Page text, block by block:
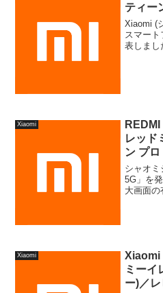
ティー
Xiaomi (
スマート
表しまし
Xiaomi
レッド
ン プ
シャオミ
5G」を
大画面の
Xiaomi
Xiaomi
ミーイ
ー)／